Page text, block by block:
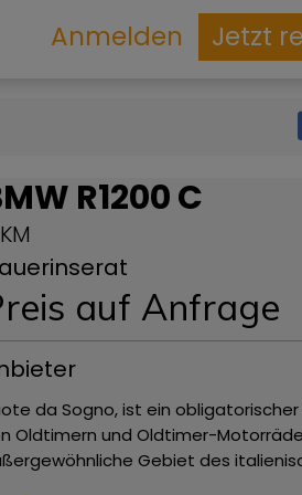
Anmelden Jetzt
R1200 C
auf Anfrage
da Sogno, ist ein obligatorischer
Oldtimern und Oldtimer-
Gebiet des